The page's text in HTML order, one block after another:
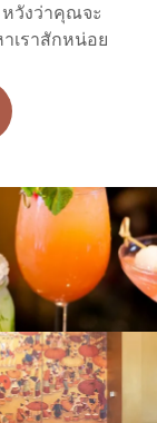
หวังว่าคุณจะ
เราสักหน่อย